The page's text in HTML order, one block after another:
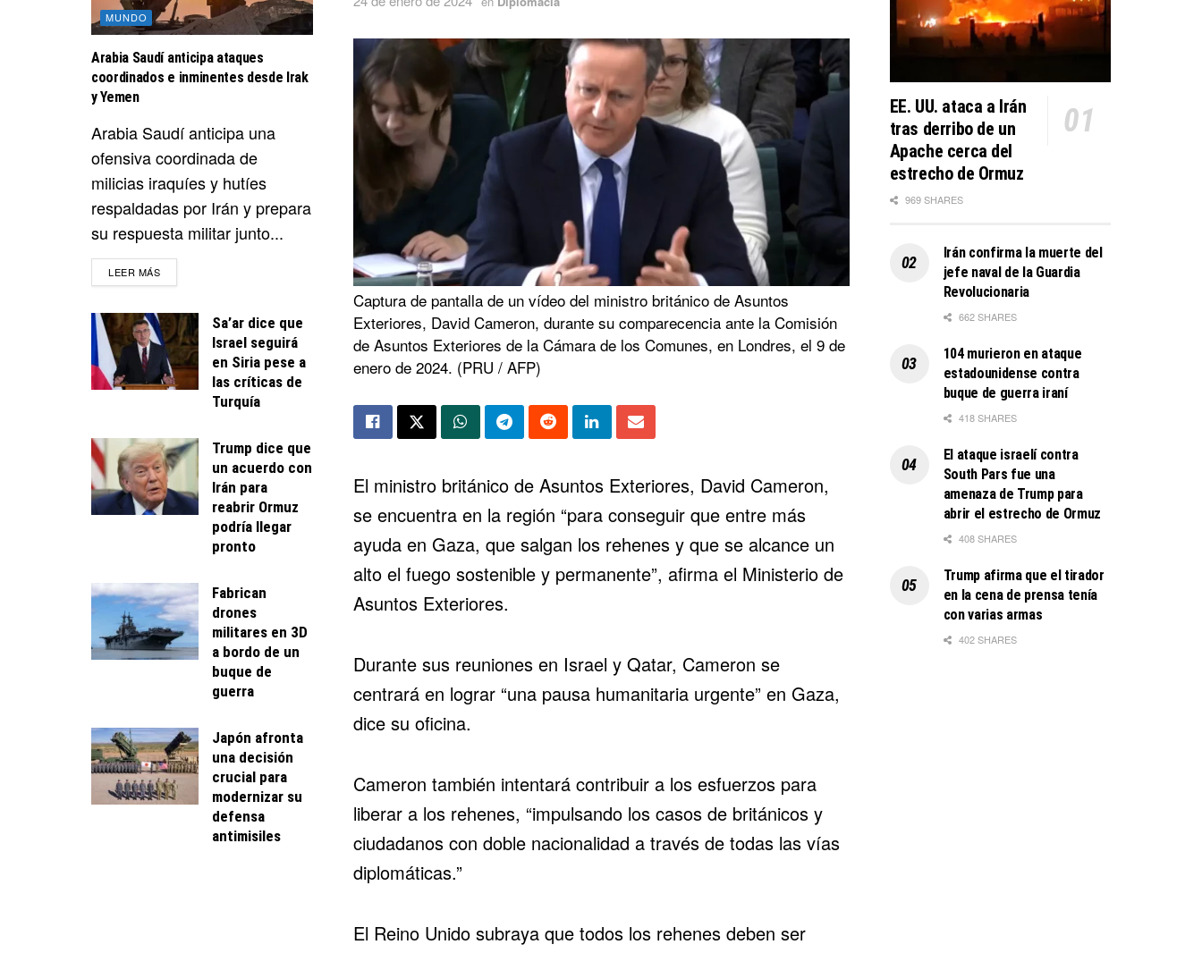
Captura de pantalla de un vídeo del ministro británico de Asuntos
Exteriores, David Cameron, durante su comparecencia ante la Comisión
de Asuntos Exteriores de la Cámara de los Comunes, en Londres, el 9 de
enero de 2024. (PRU / AFP)
El ministro británico de Asuntos Exteriores, David Cameron,
se encuentra en la región “para conseguir que entre más
ayuda en Gaza, que salgan los rehenes y que se alcance un
alto el fuego sostenible y permanente”, afirma el Ministerio de
Asuntos Exteriores.
Durante sus reuniones en Israel y Qatar, Cameron se
centrará en lograr “una pausa humanitaria urgente” en Gaza,
dice su oficina.
Cameron también intentará contribuir a los esfuerzos para
liberar a los rehenes, “impulsando los casos de británicos y
ciudadanos con doble nacionalidad a través de todas las vías
diplomáticas.”
El Reino Unido subraya que todos los rehenes deben ser
MUNDO
Arabia Saudí anticipa ataques
coordinados e inminentes desde Irak
y Yemen
Arabia Saudí anticipa una
ofensiva coordinada de
milicias iraquíes y hutíes
respaldadas por Irán y prepara
su respuesta militar junto...
LEER MÁSDETAILS
Sa’ar dice que
Israel seguirá
en Siria pese a
las críticas de
Turquía
Trump dice que
un acuerdo con
Irán para
reabrir Ormuz
podría llegar
pronto
Fabrican
drones
militares en 3D
a bordo de un
buque de
guerra
Japón afronta
una decisión
crucial para
modernizar su
defensa
antimisiles
EE. UU. ataca a Irán
tras derribo de un
Apache cerca del
estrecho de Ormuz
969 SHARES
Irán confirma la muerte del
jefe naval de la Guardia
Revolucionaria
662 SHARES
104 murieron en ataque
estadounidense contra
buque de guerra iraní
418 SHARES
El ataque israelí contra
South Pars fue una
amenaza de Trump para
abrir el estrecho de Ormuz
408 SHARES
Trump afirma que el tirador
en la cena de prensa tenía
con varias armas
402 SHARES